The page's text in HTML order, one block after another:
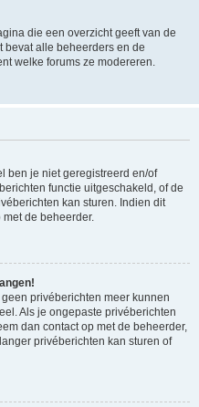
die een overzicht geeft van de
bevat alle beheerders en de
welke forums ze modereren.
ben je niet geregistreerd en/of
functie uitgeschakeld, of de
kan sturen. Indien dit
met de beheerder.
privéberichten meer kunnen
Als je ongepaste privéberichten
dan contact op met de beheerder,
privéberichten kan sturen of